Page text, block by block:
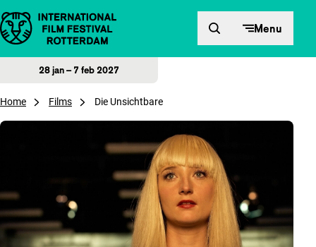
Direct naar inhoud Menu
28 jan – 7 feb 2027
Home Films Die Unsichtbare